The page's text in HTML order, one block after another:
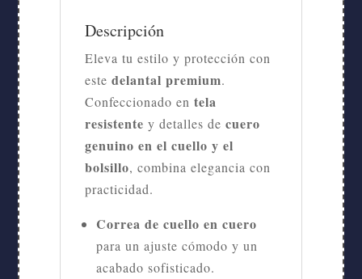
Descripción
Eleva tu estilo y protección con
este delantal premium.
Confeccionado en tela
resistente y detalles de cuero
genuino en el cuello y el
bolsillo, combina elegancia con
practicidad.
Correa de cuello en cuero
para un ajuste cómodo y un
acabado sofisticado.